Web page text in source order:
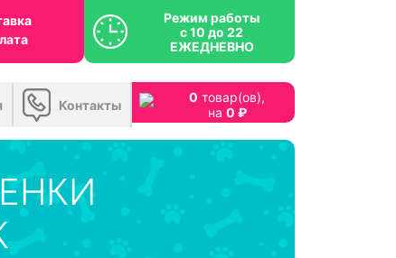
Режим работы
с 10 до 22
ЕЖЕДНЕВНО
0 товар(ов),
на 0 ₽
Контакты